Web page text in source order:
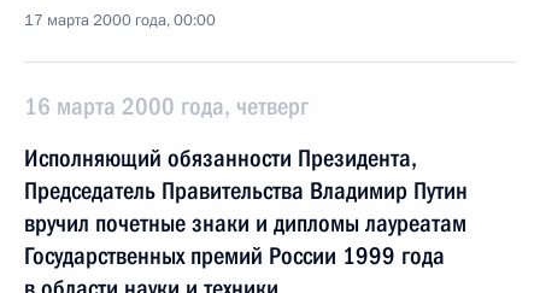
17 марта 2000 года, 00:00
16 марта 2000 года, четверг
Исполняющий обязанности Президента,
Председатель Правительства Владимир Путин
вручил почетные знаки и дипломы лауреатам
Государственных премий России 1999 года